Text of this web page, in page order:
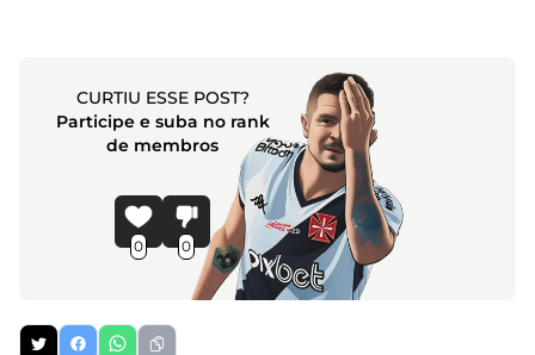
CURTIU ESSE POST?
Participe e suba no rank
de membros
0 0